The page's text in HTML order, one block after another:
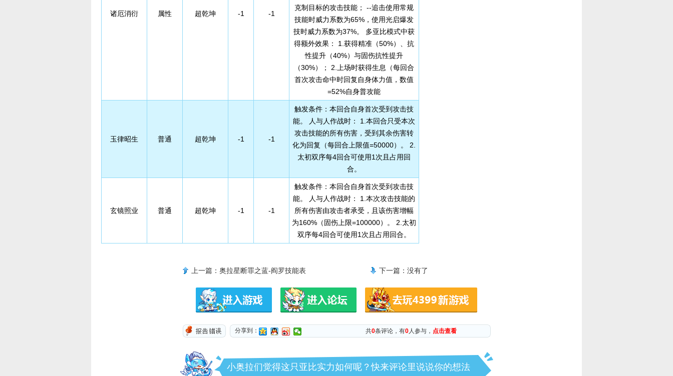
诸厄消衍 属性 超乾坤 -1 -1
克制目标的攻击技能； --追击使用常规
技能时威力系数为65%，使用光启爆发
技时威力系数为37%。 多亚比模式中获
得额外效果： 1.获得精准（50%）、抗
性提升（40%）与固伤抗性提升
（30%）； 2.上场时获得生息（每回合
首次攻击命中时回复自身体力值，数值
=52%自身普攻能
玉律昭生 普通 超乾坤 -1 -1
触发条件：本回合自身首次受到攻击技
能。 人与人作战时： 1.本回合只受本次
攻击技能的所有伤害，受到其余伤害转
化为回复（每回合上限值=50000）。 2.
太初双序每4回合可使用1次且占用回
合。
玄镜照业 普通 超乾坤 -1 -1
触发条件：本回合自身首次受到攻击技
能。 人与人作战时： 1.本次攻击技能的
所有伤害由攻击者承受，且该伤害增幅
为160%（固伤上限=100000）。 2.太初
双序每4回合可使用1次且占用回合。
上一篇： 奥拉星断罪之蓝-阎罗技能表 下一篇：没有了
分享到： 共0条评论，有0人参与， 点击查看
小奥拉们觉得这只亚比实力如何呢？快来评论里说说你的想法